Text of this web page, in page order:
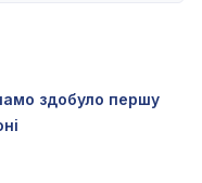
здобуло першу